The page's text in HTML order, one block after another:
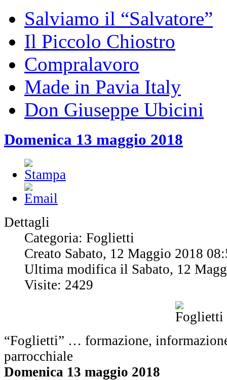
Salviamo il “Salvatore”
Il Piccolo Chiostro
Compralavoro
Made in Pavia Italy
Don Giuseppe Ubicini
Domenica 13 maggio 2018
Dettagli
Categoria: Foglietti
Creato Sabato, 12 Maggio 2018
Ultima modifica il Sabato, 12
Visite: 2429
“Foglietti” … formazione,
parrocchiale
Domenica 13 maggio 2018